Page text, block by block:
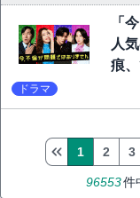
「
人
痕
ドラマ
96553件
1 2 3